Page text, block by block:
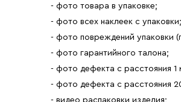
- фото товара в упаковке;
- фото всех наклеек с упаковки;
- фото повреждений упаковки
- фото гарантийного талона;
- фото дефекта с расстояния 1
- фото дефекта с расстояния
- видео распаковки изделия;